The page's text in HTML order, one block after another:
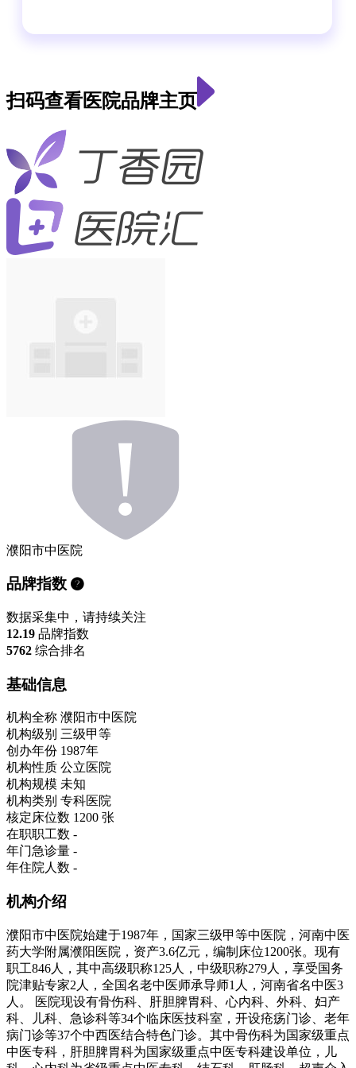
扫码查看医院品牌主页
濮阳市中医院
品牌指数
数据采集中，请持续关注
12.19 品牌指数
5762 综合排名
基础信息
机构全称 濮阳市中医院
机构级别 三级甲等
创办年份 1987年
机构性质 公立医院
机构规模 未知
机构类别 专科医院
核定床位数 1200 张
在职职工数 -
年门急诊量 -
年住院人数 -
机构介绍
濮阳市中医院始建于1987年，国家三级甲等中医院，河南中医
药大学附属濮阳医院，资产3.6亿元，编制床位1200张。现有
职工846人，其中高级职称125人，中级职称279人，享受国务
院津贴专家2人，全国名老中医师承导师1人，河南省名中医3
人。 医院现设有骨伤科、肝胆脾胃科、心内科、外科、妇产
科、儿科、急诊科等34个临床医技科室，开设疮疡门诊、老年
病门诊等37个中西医结合特色门诊。其中骨伤科为国家级重点
中医专科，肝胆脾胃科为国家级重点中医专科建设单位，儿